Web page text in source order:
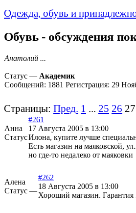
Одежда, обувь и
Обувь - обсуждения
Анатолий ...
Статус — Академик
Сообщений: 1881 Регистрация: 29
Страницы: Пред. 1 ... 25 26 27
Анна
Статус
—
#261
17 Августа 2005 в 13:00
Илона, купите лучше
Есть магазин на маяковской,
но где-то недалеко от маяковки
Алена
Статус —
#262
18 Августа 2005 в 13:00
Хороший магазин. Гарантия